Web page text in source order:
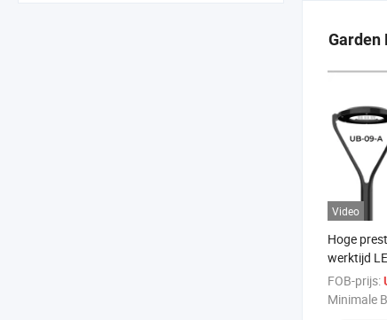
Garden
Video
Hoge
werktijd
55W 80W
Tuinlamp
FOB-prijs:
Minimale